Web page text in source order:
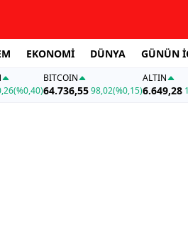
EKONOMİ DÜNYA GÜNÜN
(%0,40)
BITCOIN
64.736,5598,02(%0,15)
ALTIN
6.649,28